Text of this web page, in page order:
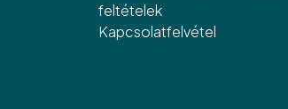
feltételek
Kapcsolatfelvétel